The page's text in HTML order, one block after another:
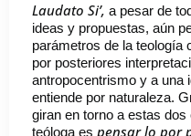
Laudato Si’, a pesar de
ideas y propuestas, aún
parámetros de la
por posteriores
antropocentrismo y a una
entiende por naturaleza.
giran en torno a estas
teóloga es pensar lo por